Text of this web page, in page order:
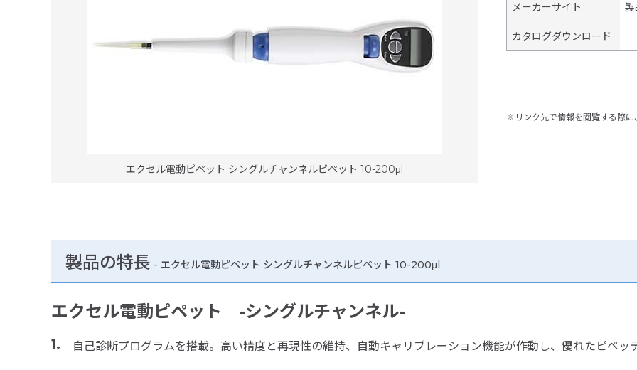
エクセル電動ピペット シングルチャンネルピペット 10-200μl
メーカーサイト 製
カタログダウンロード
※リンク先で情報を閲覧する際に
製品の特長 - エクセル電動ピペット シングルチャンネルピペット 10-200μl
エクセル電動ピペット -シングルチャンネル-
自己診断プログラムを搭載。高い精度と再現性の維持、自動キャリブレーション機能が作動し、優れたピペ